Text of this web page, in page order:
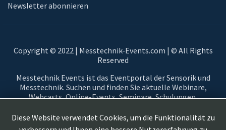
Newsletter abonnieren
Copyright © 2022 | Messtechnik-Events.com | © All Rights
Reserved
Messtechnik Events ist das Eventportal der Sensorik und
Messtechnik. Suchen und finden Sie aktuelle Webinare,
Webcasts, Online-Events, Seminare, Schulungen,
Messen und Virtuelle Messen im Bereich der Sensorik und
Messtechnik. Messtechnikevents, virtuelle Messestände, On
Diese Website verwendet Cookies, um die Funktionalität zu